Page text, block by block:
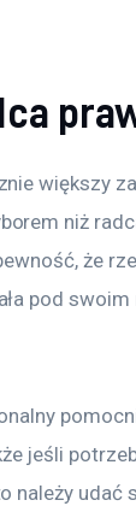
większy
niż
że
pod
jeśli
należy udać